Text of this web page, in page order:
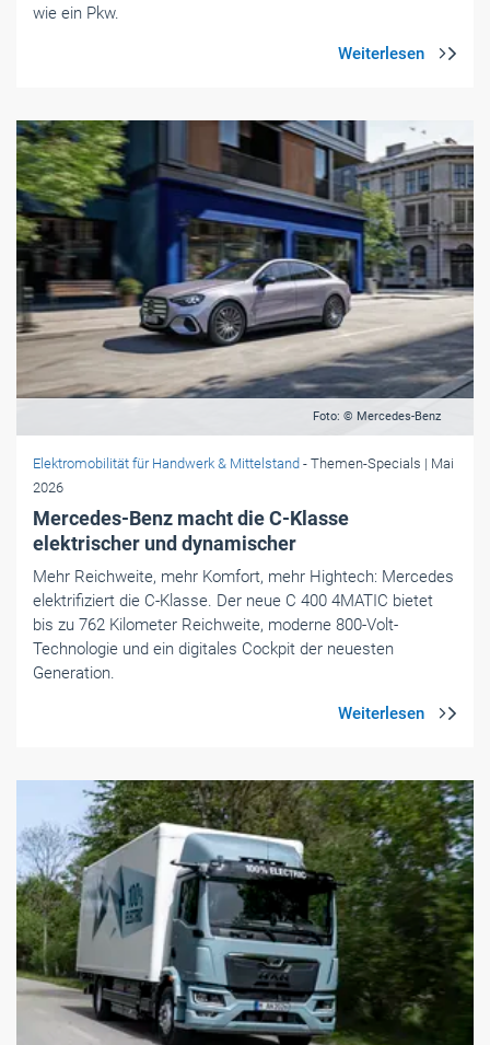
wie ein Pkw.
Foto: © Mercedes-Benz
Elektromobilität für Handwerk & Mittelstand - Themen-Specials | Mai
2026
Mercedes-Benz macht die C-Klasse
elektrischer und dynamischer
Mehr Reichweite, mehr Komfort, mehr Hightech: Mercedes
elektrifiziert die C-Klasse. Der neue C 400 4MATIC bietet
bis zu 762 Kilometer Reichweite, moderne 800-Volt-
Technologie und ein digitales Cockpit der neuesten
Generation.